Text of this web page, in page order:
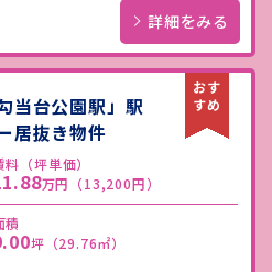
詳細をみる
当台公園駅」駅
居抜き物件
料（坪単価）
万円 （13,200円）
積
坪 （29.76㎡）